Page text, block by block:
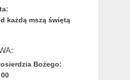
każdą mszą świętą
Bożego: